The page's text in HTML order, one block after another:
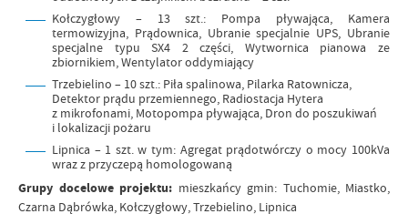
Kołczygłowy – 13 szt.: Pompa pływająca, Kamera
termowizyjna, Prądownica, Ubranie specjalnie UPS, Ubranie
specjalne typu SX4 2 części, Wytwornica pianowa ze
zbiornikiem, Wentylator oddymiający
Trzebielino – 10 szt.: Piła spalinowa, Pilarka Ratownicza,
Detektor prądu przemiennego, Radiostacja Hytera
z mikrofonami, Motopompa pływająca, Dron do poszukiwań
i lokalizacji pożaru
Lipnica – 1 szt. w tym: Agregat prądotwórczy o mocy 100kVa
wraz z przyczepą homologowaną
Grupy docelowe projektu: mieszkańcy gmin: Tuchomie, Miastko,
Czarna Dąbrówka, Kołczygłowy, Trzebielino, Lipnica